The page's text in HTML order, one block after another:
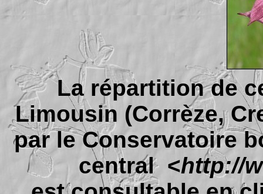
La répartition de
Limousin (Corrèze,
par le Conservatoire
central <http://